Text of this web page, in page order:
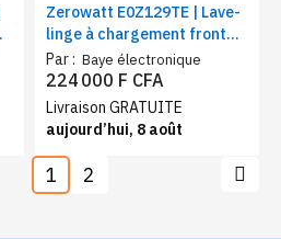
Zerowatt E0Z129TE | Lave-
linge à chargement frontal
| Capacité 9 Kg | Essorage
12000 tr/min | Classe
d'efficacité énergétique D
Par : Baye électronique
224 000 F CFA
Livraison GRATUITE
aujourd’hui, 8 août
1 2